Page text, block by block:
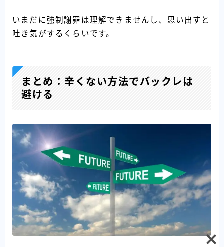
Follow Me
いまだに強制謝罪は理解できませんし、思い出すと
吐き気がするくらいです。
まとめ：辛くない方法でバックレは
避ける